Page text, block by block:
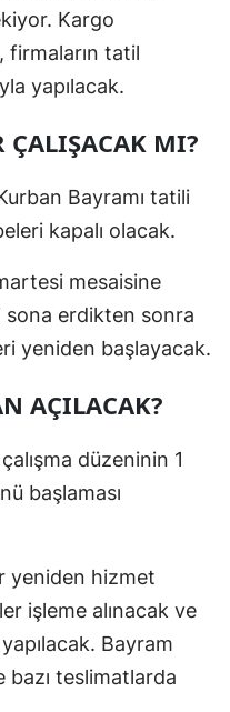
Kargo
firmaların tatil
yapılacak.
ÇALIŞACAK MI?
Bayramı tatili
kapalı olacak.
mesaisine
erdikten sonra
yeniden başlayacak.
AÇILACAK?
düzeninin 1
başlaması
yeniden hizmet
işleme alınacak ve
Bayram
bazı teslimatlarda